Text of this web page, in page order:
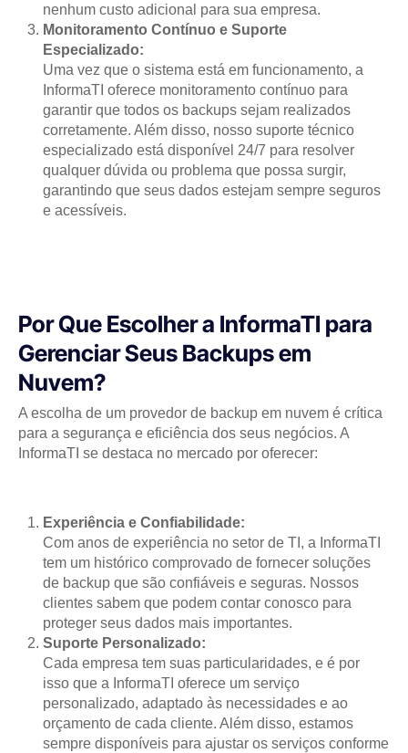
nenhum custo adicional para sua empresa.
Monitoramento Contínuo e Suporte
Especializado:
Uma vez que o sistema está em funcionamento, a
InformaTI oferece monitoramento contínuo para
garantir que todos os backups sejam realizados
corretamente. Além disso, nosso suporte técnico
especializado está disponível 24/7 para resolver
qualquer dúvida ou problema que possa surgir,
garantindo que seus dados estejam sempre seguros
e acessíveis.
Por Que Escolher a InformaTI para
Gerenciar Seus Backups em
Nuvem?
A escolha de um provedor de backup em nuvem é crítica
para a segurança e eficiência dos seus negócios. A
InformaTI se destaca no mercado por oferecer:
Experiência e Confiabilidade:
Com anos de experiência no setor de TI, a InformaTI
tem um histórico comprovado de fornecer soluções
de backup que são confiáveis e seguras. Nossos
clientes sabem que podem contar conosco para
proteger seus dados mais importantes.
Suporte Personalizado:
Cada empresa tem suas particularidades, e é por
isso que a InformaTI oferece um serviço
personalizado, adaptado às necessidades e ao
orçamento de cada cliente. Além disso, estamos
sempre disponíveis para ajustar os serviços conforme